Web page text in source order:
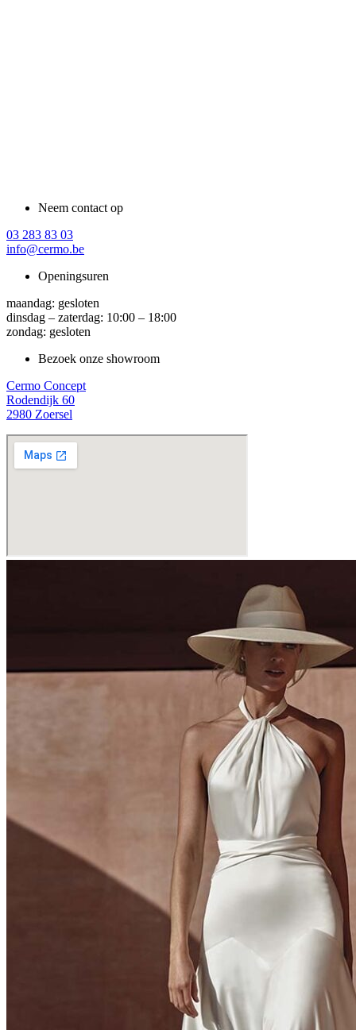
Neem contact op
03 283 83 03
info@cermo.be
Openingsuren
maandag: gesloten
dinsdag – zaterdag: 10:00 – 18:00
zondag: gesloten
Bezoek onze showroom
Cermo Concept
Rodendijk 60
2980 Zoersel